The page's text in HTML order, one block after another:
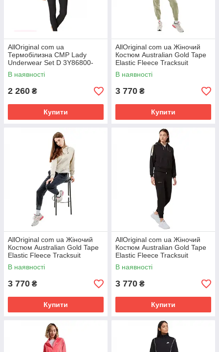
AllOriginal com ua
Термобілизна CMP Lady
Underwear Set D 3Y86800-
U901 (Оригінал) РОЗМІРИ
ЗАПИТУЙТЕ
В наявності
2 260 ₴
Купити
AllOriginal com ua Жіночий
Костюм Australian Gold Tape
Elastic Fleece Tracksuit
LSDTU0073-515 (Оригінал)
В наявності
3 770 ₴
Купити
AllOriginal com ua Жіночий
Костюм Australian Gold Tape
Elastic Fleece Tracksuit
LSDTU0073-30M (Оригінал)
В наявності
3 770 ₴
Купити
AllOriginal com ua Жіночий
Костюм Australian Gold Tape
Elastic Fleece Tracksuit
LSDTU0073-003 (Оригінал)
В наявності
3 770 ₴
Купити